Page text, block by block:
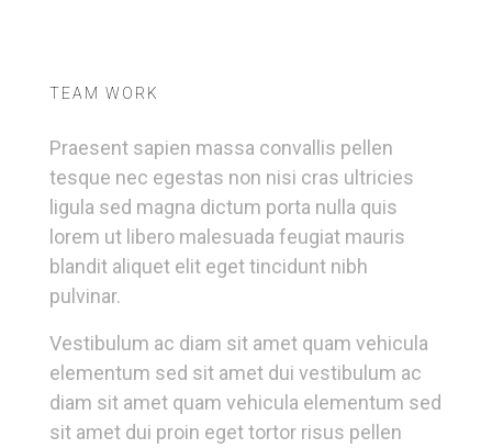
TEAM WORK
Praesent sapien massa convallis pellen
tesque nec egestas non nisi cras ultricies
ligula sed magna dictum porta nulla quis
lorem ut libero malesuada feugiat mauris
blandit aliquet elit eget tincidunt nibh
pulvinar.
Vestibulum ac diam sit amet quam vehicula
elementum sed sit amet dui vestibulum ac
diam sit amet quam vehicula elementum sed
sit amet dui proin eget tortor risus pellen